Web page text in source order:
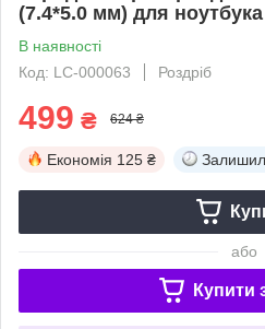
(7.4*5.0 мм) для
В наявності
Код: LC-000063
Роздріб
499 ₴ 624 ₴
Економія 125 ₴
або
Купити